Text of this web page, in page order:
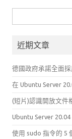
尋
鍵近期文章
德國政府承諾全面
在 Ubuntu Server
(短片)認識開放文件
Ubuntu Server
使用 sudo 指令的 5